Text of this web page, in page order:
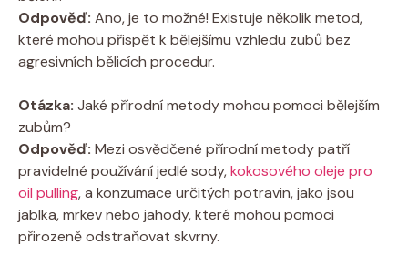
Odpověď: Ano, je to možné! Existuje několik metod,
které mohou přispět k bělejšímu vzhledu zubů bez
agresivních bělicích procedur.
Otázka: Jaké přírodní metody mohou pomoci bělejším
zubům?
Odpověď: Mezi osvědčené přírodní metody patří
pravidelné používání jedlé sody,kokosového oleje pro
oil pulling, a konzumace určitých potravin, jako jsou
jablka, mrkev nebo jahody, které mohou pomoci
přirozeně odstraňovat skvrny.